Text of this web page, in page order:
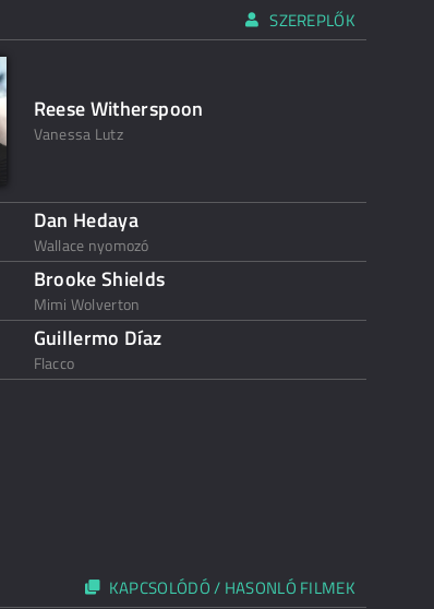
SZEREPLŐK
Reese Witherspoon
Vanessa Lutz
Dan Hedaya
Wallace nyomozó
Brooke Shields
Mimi Wolverton
Guillermo Díaz
Flacco
KAPCSOLÓDÓ / HASONLÓ FILMEK